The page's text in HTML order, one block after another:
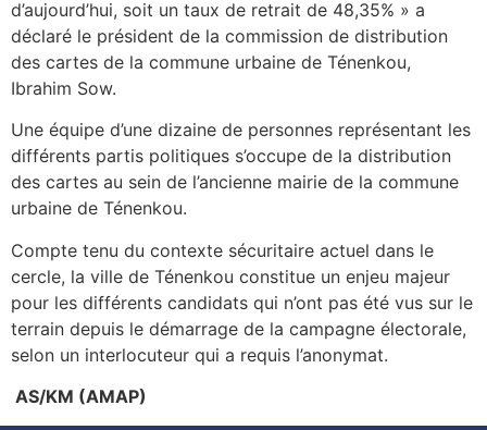
d’aujourd’hui, soit un taux de retrait de 48,35% » a
déclaré le président de la commission de distribution
des cartes de la commune urbaine de Ténenkou,
Ibrahim Sow.
Une équipe d’une dizaine de personnes représentant les
différents partis politiques s’occupe de la distribution
des cartes au sein de l’ancienne mairie de la commune
urbaine de Ténenkou.
Compte tenu du contexte sécuritaire actuel dans le
cercle, la ville de Ténenkou constitue un enjeu majeur
pour les différents candidats qui n’ont pas été vus sur le
terrain depuis le démarrage de la campagne électorale,
selon un interlocuteur qui a requis l’anonymat.
AS/KM (AMAP)